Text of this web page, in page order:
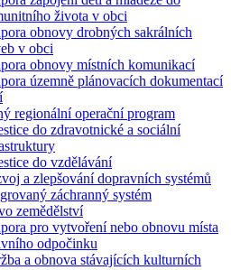
života v obci
obnovy drobných sakrálních
v obci
obnovy místních komunikací
územně plánovacích dokumentací
regionální operační program
do zdravotnické a sociální
do vzdělávání
a zlepšování dopravních systémů
záchranný systém
zemědělství
pro vytvoření nebo obnovu místa
odpočinku
a obnova stávajících kulturních